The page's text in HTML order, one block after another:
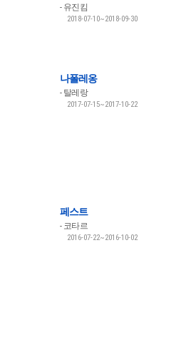
유진킴
2018-07-10~2018-09-30
나폴레옹
탈레랑
2017-07-15~2017-10-22
페스트
코타르
2016-07-22~2016-10-02